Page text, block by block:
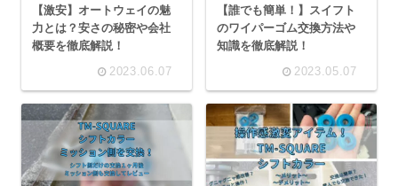
【激安】オートウェイの魅
力とは？安さの秘密や会社
概要を徹底解説！
2023.06.07
【誰でも簡単！】スイフト
のワイパーゴム交換方法や
知識を徹底解説！
2023.05.07